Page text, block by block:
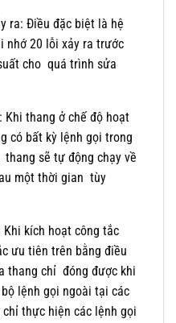
ra: Điều đặc biệt là hệ
nhớ 20 lỗi xảy ra trước
cho quá trình sửa
Khi thang ở chế độ hoạt
có bất kỳ lệnh gọi trong
sẽ tự động chạy về
một thời gian tùy
kích hoạt công tắc
ưu tiên trên bằng điều
thang chỉ đóng được khi
lệnh gọi ngoài tại các
thực hiện các lệnh gọi